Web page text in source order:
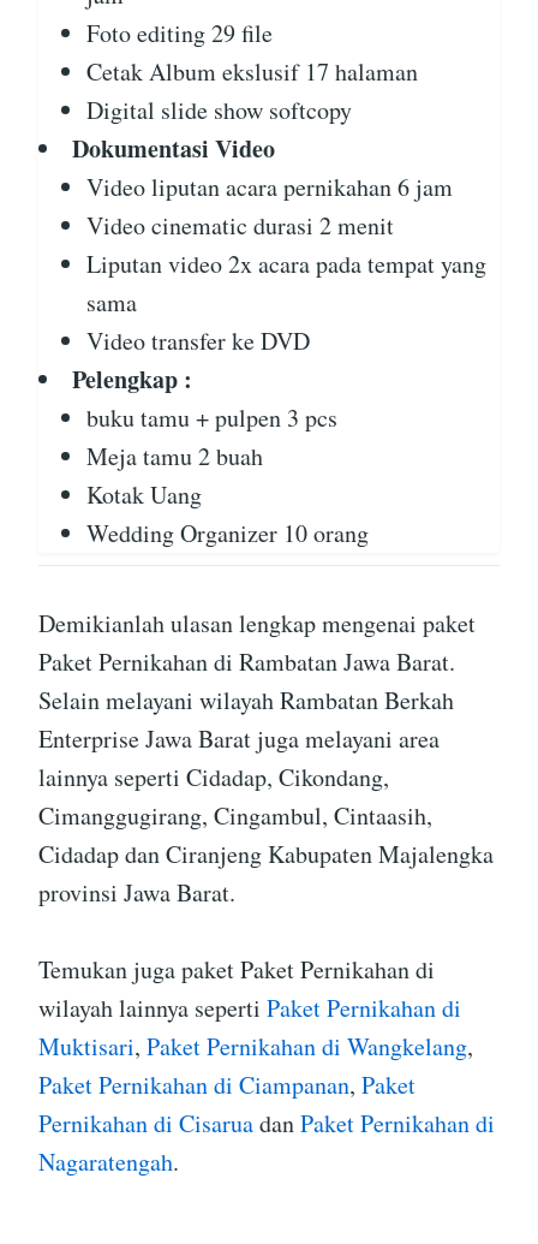
Foto editing 29 file
Cetak Album ekslusif 17 halaman
Digital slide show softcopy
Dokumentasi Video
Video liputan acara pernikahan 6 jam
Video cinematic durasi 2 menit
Liputan video 2x acara pada tempat yang
sama
Video transfer ke DVD
Pelengkap :
buku tamu + pulpen 3 pcs
Meja tamu 2 buah
Kotak Uang
Wedding Organizer 10 orang
Demikianlah ulasan lengkap mengenai paket
Paket Pernikahan di Rambatan Jawa Barat.
Selain melayani wilayah Rambatan Berkah
Enterprise Jawa Barat juga melayani area
lainnya seperti Cidadap, Cikondang,
Cimanggugirang, Cingambul, Cintaasih,
Cidadap dan Ciranjeng Kabupaten Majalengka
provinsi Jawa Barat.
Temukan juga paket Paket Pernikahan di
wilayah lainnya seperti Paket Pernikahan di
Muktisari, Paket Pernikahan di Wangkelang,
Paket Pernikahan di Ciampanan, Paket
Pernikahan di CisaruadanPaket Pernikahan di
Nagaratengah.